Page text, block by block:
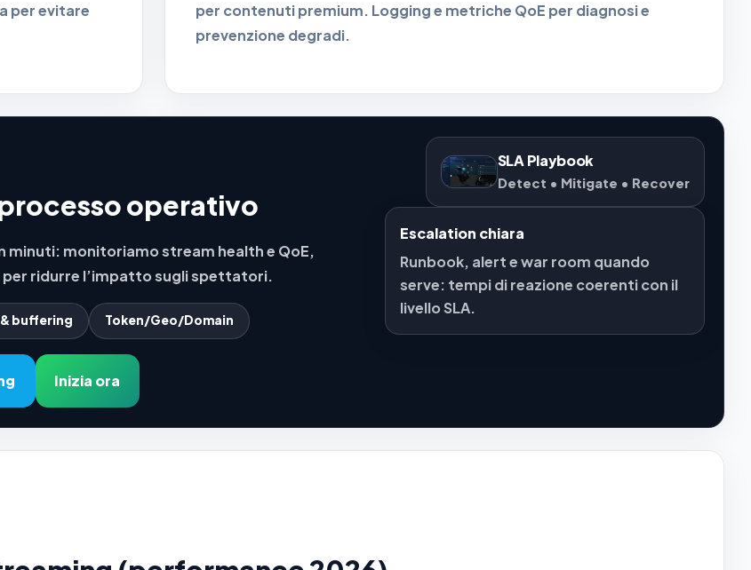
per evitare
per contenuti premium. Logging e metriche QoE per diagnosi e
prevenzione degradi.
operativo
minuti: monitoriamo stream health e QoE,
ridurre l’impatto sugli spettatori.
& buffering Token/Geo/Domain
Inizia ora
SLA Playbook
Detect • Mitigate • Recover
Escalation chiara
Runbook, alert e war room quando
serve: tempi di reazione coerenti con il
livello SLA.